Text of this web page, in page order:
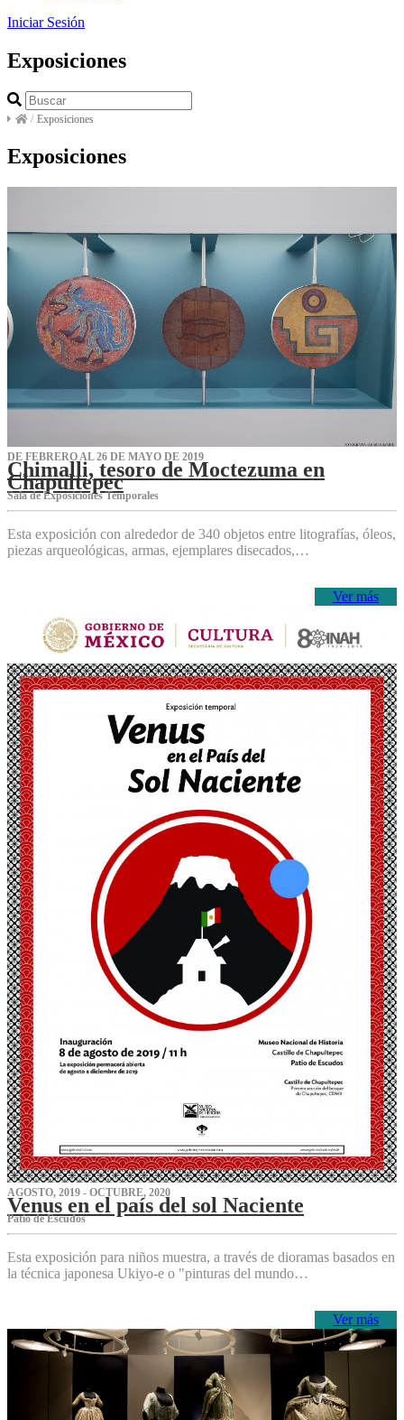
Iniciar Sesión
Exposiciones
/ Exposiciones
Exposiciones
DE FEBRERO AL 26 DE MAYO DE 2019
Chimalli, tesoro de Moctezuma en
Chapultepec
Sala de Exposiciones Temporales
Esta exposición con alrededor de 340 objetos entre litografías, óleos,
piezas arqueológicas, armas, ejemplares disecados,…
Ver más
AGOSTO, 2019 - OCTUBRE, 2020
Venus en el país del sol Naciente
P‌atio de Escudos
Esta exposición para niños muestra, a través de dioramas basados en
la técnica japonesa Ukiyo-e o "pinturas del mundo…
Ver más